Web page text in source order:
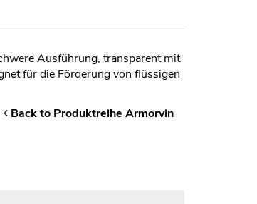
Ausführung, transparent mit
für die Förderung von flüssigen
Back to Produktreihe Armorvin